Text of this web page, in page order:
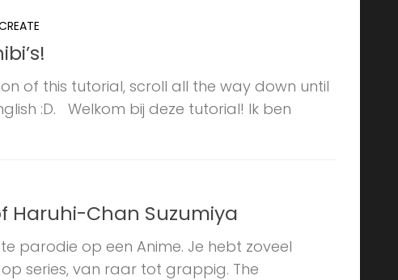
of this tutorial, scroll all the way down until
:D. Welkom bij deze tutorial! Ik ben
Haruhi-Chan Suzumiya
parodie op een Anime. Je hebt zoveel
series, van raar tot grappig. The